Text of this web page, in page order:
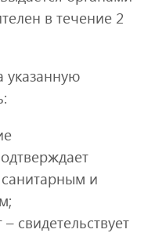
в течение 2
указанную
санитарным и
свидетельствует